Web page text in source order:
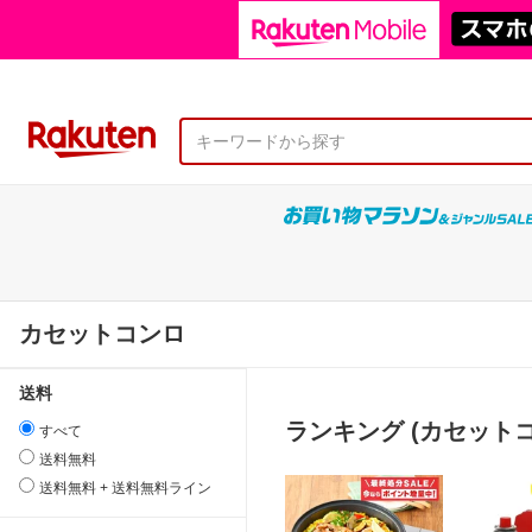
カセットコンロ
送料
すべて
送料無料
送料無料 + 送料無料ライン
ランキング (カセット